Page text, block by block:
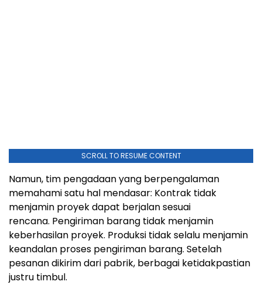
SCROLL TO RESUME CONTENT
Namun, tim pengadaan yang berpengalaman
memahami satu hal mendasar: Kontrak tidak
menjamin proyek dapat berjalan sesuai
rencana. Pengiriman barang tidak menjamin
keberhasilan proyek. Produksi tidak selalu menjamin
keandalan proses pengiriman barang. Setelah
pesanan dikirim dari pabrik, berbagai ketidakpastian
justru timbul.